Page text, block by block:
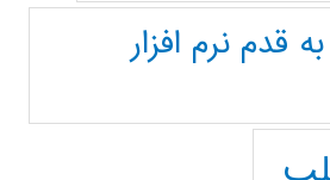
قدم نرم افزار